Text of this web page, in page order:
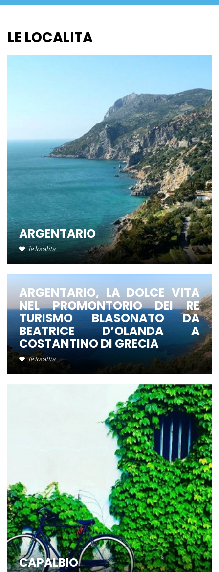
LE LOCALITA
ARGENTARIO
le localita
ARGENTARIO, LA DOLCE VITA
NEL PROMONTORIO DEI RE
TURISMO BLASONATO DA
BEATRICE D’OLANDA A
COSTANTINO DI GRECIA
le localita
CAPALBIO